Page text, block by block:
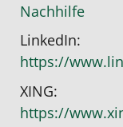
Nachhilfe
LinkedIn:
https://
XING:
https://